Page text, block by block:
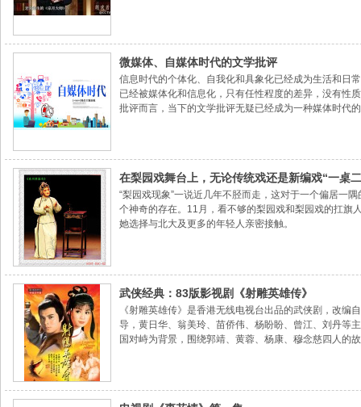
微媒体、自媒体时代的文学批评
信息时代的个体化、自我化和具象化已经成为生活和日
已经被媒体化和信息化，只有任性程度的差异，没有性
批评而言，当下的文学批评无疑已经成为一种媒体时代
在梨园戏舞台上，无论传统戏还是新编戏“一桌
“梨园戏现象”一说近几年不胫而走，这对于一个偏居一
个神奇的存在。11月，看不够的梨园戏和梨园戏的扛旗
她选择与北大及更多的年轻人亲密接触。
武侠经典：83版影视剧《射雕英雄传》
《射雕英雄传》是香港无线电视台出品的武侠剧，改编
导，黄日华、翁美玲、苗侨伟、杨盼盼、曾江、刘丹等
国对峙为背景，围绕郭靖、黄蓉、杨康、穆念慈四人的